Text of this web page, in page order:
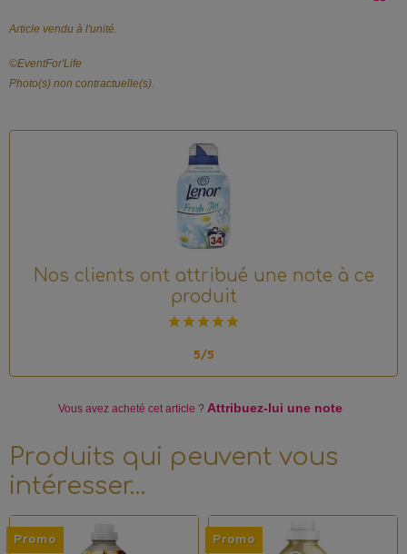
Article vendu à l'unité.
©️EventFor'Life
Photo(s) non contractuelle(s).
Nos clients ont attribué une note à ce
produit
5/5
Vous avez acheté cet article ? Attribuez-lui une note
Produits qui peuvent vous
intéresser…
Promo Promo